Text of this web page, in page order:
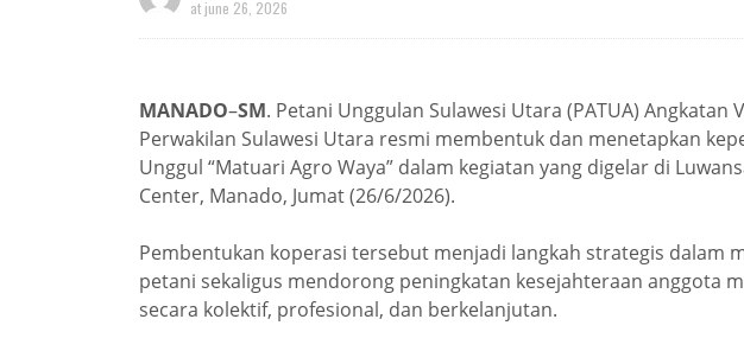
at june 26, 2026
MANADO–SM. Petani Unggulan Sulawesi Utara (PATUA) Angkatan
Perwakilan Sulawesi Utara resmi membentuk dan menetapkan
Unggul “Matuari Agro Waya” dalam kegiatan yang digelar di
Center, Manado, Jumat (26/6/2026).
Pembentukan koperasi tersebut menjadi langkah strategis dalam
petani sekaligus mendorong peningkatan kesejahteraan anggota
secara kolektif, profesional, dan berkelanjutan.